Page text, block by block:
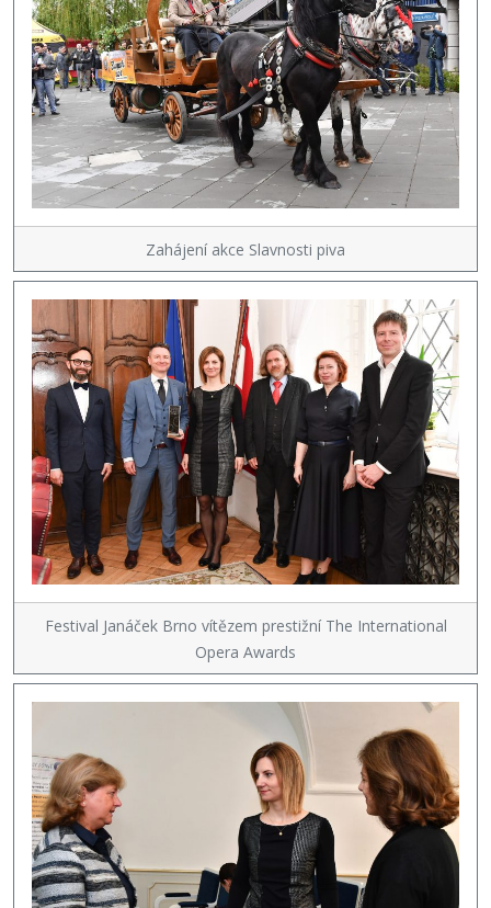
Zahájení akce Slavnosti piva
Festival Janáček Brno vítězem prestižní The International
Opera Awards